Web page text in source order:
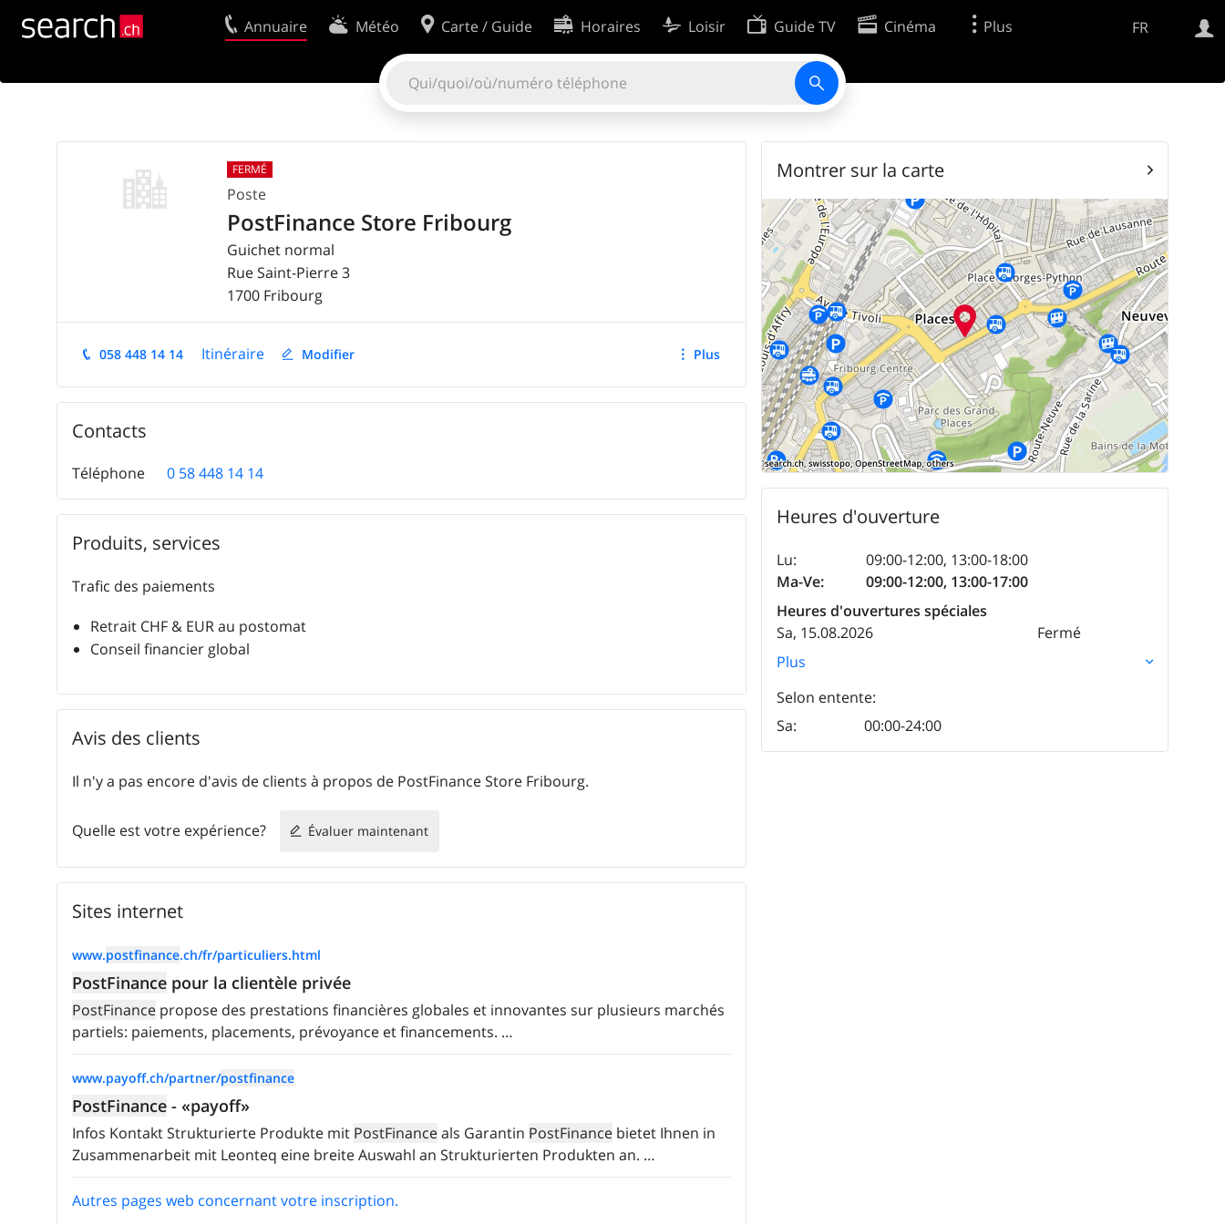
FR
Annuaire Météo Carte / Guide Horaires Loisir Guide TV Cinéma Plus
FERMÉ
Poste
PostFinance Store Fribourg
Guichet normal
Rue Saint-Pierre 3
1700 Fribourg
Plus
058 448 14 14 Itinéraire Modifier
Contacts
Téléphone 0 58 448 14 14
Produits, services
Trafic des paiements
Retrait CHF & EUR au postomat
Conseil financier global
Avis des clients
Il n'y a pas encore d'avis de clients à propos de PostFinance Store Fribourg.
Quelle est votre expérience? Évaluer maintenant
Sites internet
www.postfinance.ch/fr/particuliers.html
PostFinance pour la clientèle privée
PostFinance propose des prestations financières globales et innovantes sur plusieurs marchés
partiels: paiements, placements, prévoyance et financements. …
www.payoff.ch/partner/postfinance
PostFinance - «payoff»
Infos Kontakt Strukturierte Produkte mit PostFinanceals Garantin PostFinance bietet Ihnen in
Zusammenarbeit mit Leonteq eine breite Auswahl an Strukturierten Produkten an. …
Autres pages web concernant votre inscription.
Montrer sur la carte
Heures d'ouverture
Lu: 09:00-12:00, 13:00-18:00
Ma-Ve: 09:00-12:00, 13:00-17:00
Heures d'ouvertures spéciales
Sa, 15.08.2026
Fermé
Plus
Selon entente:
Sa: 00:00-24:00
Votre inscription
Utilisation
Contact
Conditions d’utilisation
Protection des données
Développeurs